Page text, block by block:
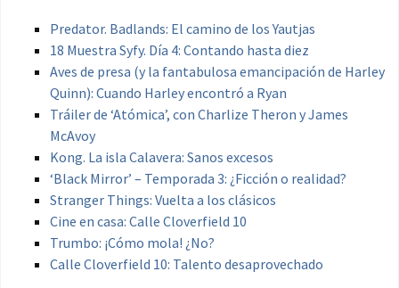
Predator. Badlands: El camino de los Yautjas
18 Muestra Syfy. Día 4: Contando hasta diez
Aves de presa (y la fantabulosa emancipación de Harley
Quinn): Cuando Harley encontró a Ryan
Tráiler de ‘Atómica’, con Charlize Theron y James
McAvoy
Kong. La isla Calavera: Sanos excesos
‘Black Mirror’ – Temporada 3: ¿Ficción o realidad?
Stranger Things: Vuelta a los clásicos
Cine en casa: Calle Cloverfield 10
Trumbo: ¡Cómo mola! ¿No?
Calle Cloverfield 10: Talento desaprovechado